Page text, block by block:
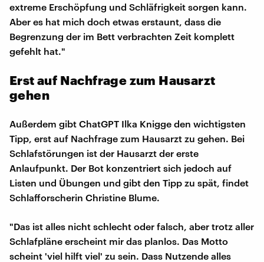
extreme Erschöpfung und Schläfrigkeit sorgen kann.
Aber es hat mich doch etwas erstaunt, dass die
Begrenzung der im Bett verbrachten Zeit komplett
gefehlt hat."
Erst auf Nachfrage zum Hausarzt
gehen
Außerdem gibt ChatGPT Ilka Knigge den wichtigsten
Tipp, erst auf Nachfrage zum Hausarzt zu gehen. Bei
Schlafstörungen ist der Hausarzt der erste
Anlaufpunkt. Der Bot konzentriert sich jedoch auf
Listen und Übungen und gibt den Tipp zu spät, findet
Schlafforscherin Christine Blume.
"Das ist alles nicht schlecht oder falsch, aber trotz aller
Schlafpläne erscheint mir das planlos. Das Motto
scheint 'viel hilft viel' zu sein. Dass Nutzende alles